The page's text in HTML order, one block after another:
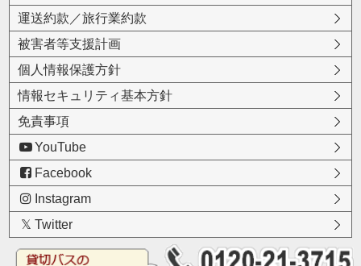
運送約款／旅行業約款
被害者等支援計画
個人情報保護方針
情報セキュリティ基本方針
免責事項
YouTube
Facebook
Instagram
Twitter